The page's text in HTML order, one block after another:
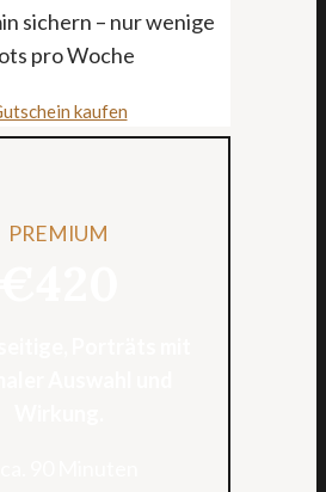
sichern – nur wenige
pro Woche
kaufen
PREMIUM